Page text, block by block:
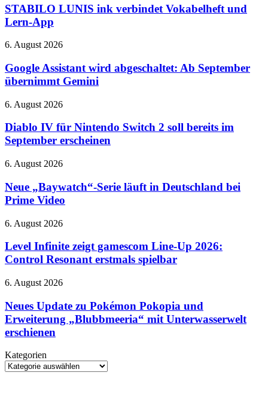
Grad-
Hotend
ink
verbindet
Vokabelheft
Lern-
STABILO LUNIS ink verbindet Vokabelheft und
Lern-App
Google
wird
abgeschaltet:
Ab
übernimmt
6. August 2026
Google Assistant wird abgeschaltet: Ab September
übernimmt Gemini
Diablo
für
Nintendo
Switch
soll
im
September
6. August 2026
Diablo IV für Nintendo Switch 2 soll bereits im
September erscheinen
Neue
Serie
läuft
in
bei
Video
6. August 2026
Neue „Baywatch“-Serie läuft in Deutschland bei
Prime Video
Level
zeigt
gamescom
Line-
2026:
Resonant
erstmals
spielbar
6. August 2026
Level Infinite zeigt gamescom Line-Up 2026:
Control Resonant erstmals spielbar
Neues
zu
Pokémon
Pokopia
und
„Blubbmeeria“
mit
6. August 2026
Neues Update zu Pokémon Pokopia und
Erweiterung „Blubbmeeria“ mit Unterwasserwelt
erschienen
Kategorien
Kategorien